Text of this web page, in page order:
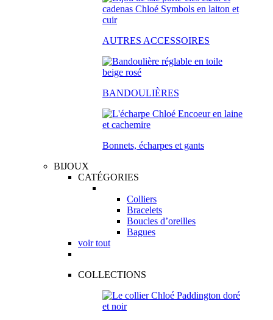
AUTRES ACCESSOIRES
BANDOULIÈRES
Bonnets, écharpes et gants
BIJOUX
CATÉGORIES
Colliers
Bracelets
Boucles d’oreilles
Bagues
voir tout
COLLECTIONS